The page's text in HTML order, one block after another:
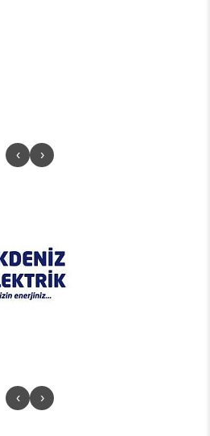
‹ ›
‹ ›